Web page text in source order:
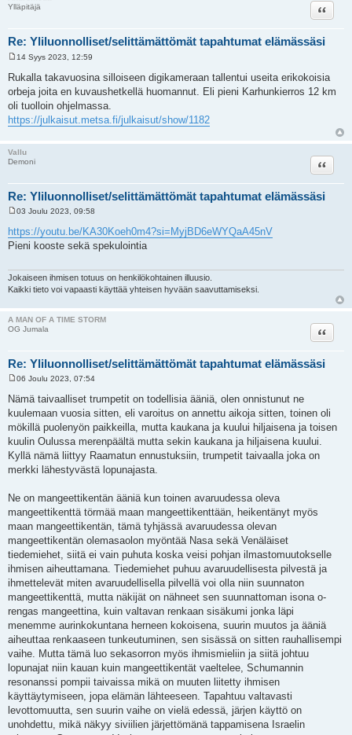
Ylläpitäjä
Re: Yliluonnolliset/selittämättömät tapahtumat elämässäsi
Lainaa
e
s
t
i
14 Syys 2023, 12:59
Rukalla takavuosina silloiseen digikameraan tallentui useita erikokoisia
orbeja joita en kuvaushetkellä huomannut. Eli pieni Karhunkierros 12 km
oli tuolloin ohjelmassa.
https://julkaisut.metsa.fi/julkaisut/show/1182
Vallu
Demoni
Re: Yliluonnolliset/selittämättömät tapahtumat elämässäsi
Lainaa
i
e
s
03 Joulu 2023, 09:58
https://youtu.be/KA30Koeh0m4?si=MyjBD6eWYQaA45nV
Pieni kooste sekä spekulointia
Jokaiseen ihmisen totuus on henkilökohtainen illuusio.
Kaikki tieto voi vapaasti käyttää yhteisen hyvään saavuttamiseksi.
A MAN OF A TIME STORM
OG Jumala
Re: Yliluonnolliset/selittämättömät tapahtumat elämässäsi
Lainaa
i
e
s
t
i
06 Joulu 2023, 07:54
Nämä taivaalliset trumpetit on todellisia ääniä, olen onnistunut ne
kuulemaan vuosia sitten, eli varoitus on annettu aikoja sitten, toinen oli
mökillä puolenyön paikkeilla, mutta kaukana ja kuului hiljaisena ja toisen
kuulin Oulussa merenpäältä mutta sekin kaukana ja hiljaisena kuului.
Kyllä nämä liittyy Raamatun ennustuksiin, trumpetit taivaalla joka on
merkki lähestyvästä lopunajasta.
Ne on mangeettikentän ääniä kun toinen avaruudessa oleva
mangeettikenttä törmää maan mangeettikenttään, heikentänyt myös
maan mangeettikentän, tämä tyhjässä avaruudessa olevan
mangeettikentän olemasaolon myöntää Nasa sekä Venäläiset
tiedemiehet, siitä ei vain puhuta koska veisi pohjan ilmastomuutokselle
ihmisen aiheuttamana. Tiedemiehet puhuu avaruudellisesta pilvestä ja
ihmettelevät miten avaruudellisella pilvellä voi olla niin suunnaton
mangeettikenttä, mutta näkijät on nähneet sen suunnattoman isona o-
rengas mangeettina, kuin valtavan renkaan sisäkumi jonka läpi
menemme aurinkokuntana herneen kokoisena, suurin muutos ja ääniä
aiheuttaa renkaaseen tunkeutuminen, sen sisässä on sitten rauhallisempi
vaihe. Mutta tämä luo sekasorron myös ihmismieliin ja siitä johtuu
lopunajat niin kauan kuin mangeettikentät vaeltelee, Schumannin
resonanssi pompii taivaissa mikä on muuten liitetty ihmisen
käyttäytymiseen, jopa elämän lähteeseen. Tapahtuu valtavasti
levottomuutta, sen suurin vaihe on vielä edessä, järjen käyttö on
unohdettu, mikä näkyy siviilien järjettömänä tappamisena Israelin